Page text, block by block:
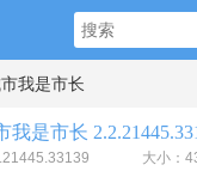
市我是市长
我是市长
大小：